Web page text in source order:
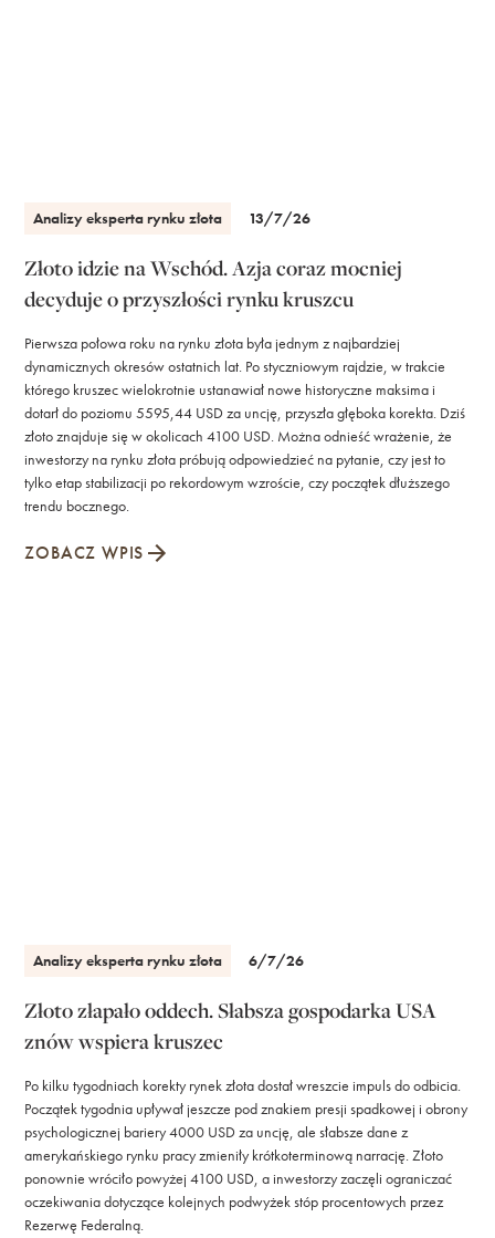
Analizy eksperta rynku złota 13/7/26
Złoto idzie na Wschód. Azja coraz mocniej
decyduje o przyszłości rynku kruszcu
Pierwsza połowa roku na rynku złota była jednym z najbardziej
dynamicznych okresów ostatnich lat. Po styczniowym rajdzie, w trakcie
którego kruszec wielokrotnie ustanawiał nowe historyczne maksima i
dotarł do poziomu 5595,44 USD za uncję, przyszła głęboka korekta. Dziś
złoto znajduje się w okolicach 4100 USD. Można odnieść wrażenie, że
inwestorzy na rynku złota próbują odpowiedzieć na pytanie, czy jest to
tylko etap stabilizacji po rekordowym wzroście, czy początek dłuższego
trendu bocznego.
ZOBACZ WPIS
Analizy eksperta rynku złota 6/7/26
Złoto złapało oddech. Słabsza gospodarka USA
znów wspiera kruszec
Po kilku tygodniach korekty rynek złota dostał wreszcie impuls do odbicia.
Początek tygodnia upływał jeszcze pod znakiem presji spadkowej i obrony
psychologicznej bariery 4000 USD za uncję, ale słabsze dane z
amerykańskiego rynku pracy zmieniły krótkoterminową narrację. Złoto
ponownie wróciło powyżej 4100 USD, a inwestorzy zaczęli ograniczać
oczekiwania dotyczące kolejnych podwyżek stóp procentowych przez
Rezerwę Federalną.